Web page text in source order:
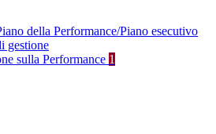
della Performance/Piano esecutivo
gestione
sulla Performance 1